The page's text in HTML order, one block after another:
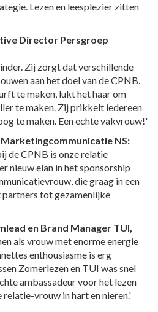
Lezen en leesplezier zitten
Director Persgroep
Zij zorgt dat verschillende
aan het doel van de CPNB.
te maken, lukt het haar om
te maken. Zij prikkelt iedereen
te maken. Een echte vakvrouw!'
NS:
de CPNB is onze relatie
nieuw elan in het sponsorship
die graag in een
tot gezamenlijke
en Brand Manager TUI,
als vrouw met enorme energie
enthousiasme is erg
Zomerlezen en TUI was snel
ambassadeur voor het lezen
relatie-vrouw in hart en nieren.'